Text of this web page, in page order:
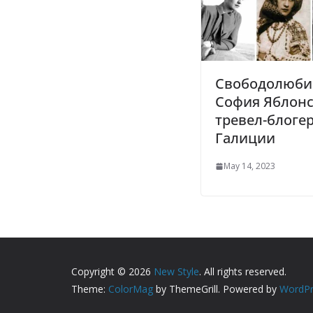
София
тревел-
Галиции
May 14, 2023
Copyright © 2026 New Style. All rights reserved.
Theme: ColorMag by ThemeGrill. Powered by